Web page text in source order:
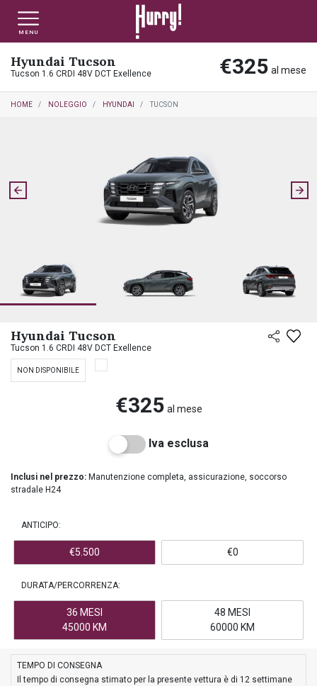
MENU
Hyundai Tucson
Tucson 1.6 CRDI 48V DCT Exellence €325 al mese
HOME NOLEGGIO HYUNDAI TUCSON
Hyundai Tucson
Tucson 1.6 CRDI 48V DCT Exellence
NON DISPONIBILE
€325 al mese
Iva esclusa
Inclusi nel prezzo: Manutenzione completa, assicurazione, soccorso
stradale H24
ANTICIPO:
€5.500 €0
DURATA/PERCORRENZA:
36 MESI
45000 KM
48 MESI
60000 KM
TEMPO DI CONSEGNA
Il tempo di consegna stimato per la presente vettura è di 12 settimane
NLT PRIVATI
NLT USATO PRIVATI
NLT NUOVO
VALUTA E VENDI